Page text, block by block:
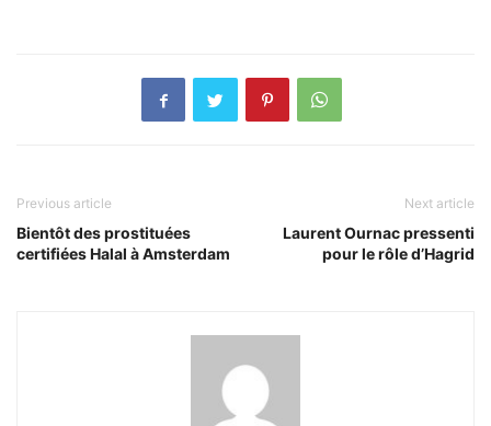
Previous article
Bientôt des prostituées
certifiées Halal à Amsterdam
Next article
Laurent Ournac pressenti
pour le rôle d’Hagrid